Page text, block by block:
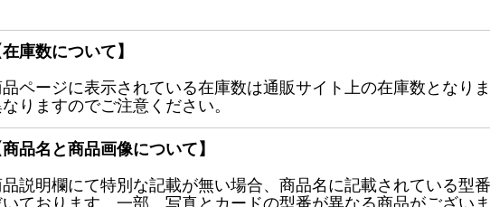
在庫数について】
ページに表示されている在庫数は通販サイト上の在庫数となり
りますのでご注意ください。
商品名と商品画像について】
説明欄にて特別な記載が無い場合、商品名に記載されている型
いております。一部、写真とカードの型番が異なる商品がござい